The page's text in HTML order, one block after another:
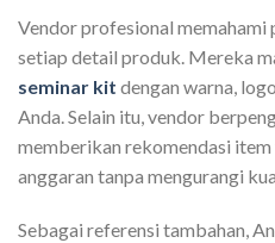
Vendor profesional memahami
setiap detail produk. Mereka
seminar kit dengan warna,
Anda. Selain itu, vendor
memberikan rekomendasi
anggaran tanpa mengurangi
Sebagai referensi tambahan,